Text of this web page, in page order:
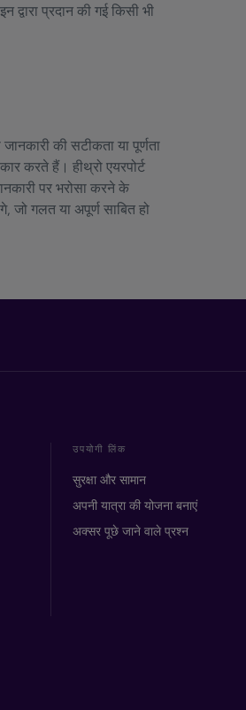
प्रदान की गई किसी भी
की सटीकता या पूर्णता
करते हैं। हीथ्रो एयरपोर्ट
पर भरोसा करने के
जो गलत या अपूर्ण साबित हो
उपयोगी लिंक
सुरक्षा और सामान
अपनी यात्रा की योजना बनाएं
अक्सर पूछे जाने वाले प्रश्न